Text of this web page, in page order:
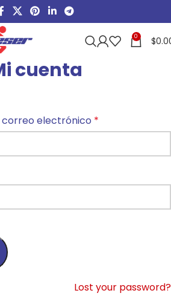
0 $
cuenta
correo electrónico *
Lost your password?